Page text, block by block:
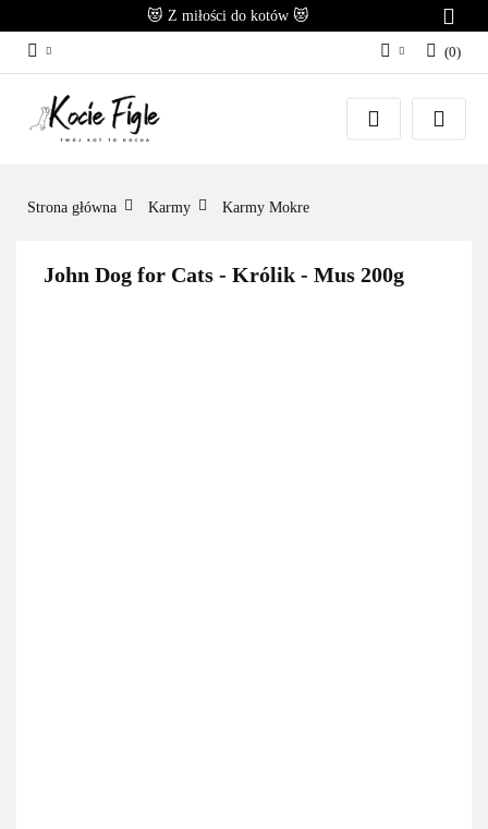
😻 Z miłości do kotów 😻
Zaloguj się
Załóż konto
(0)
Strona główna Karmy Karmy Mokre
John Dog for Cats - Królik - Mus 200g